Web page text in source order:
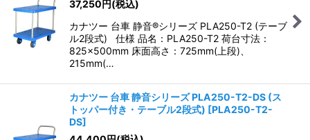
37,250 円(税込)
カナツー 台車 静音®シリーズ PLA250-T2 (テーブ
ル2段式) 仕様 品名：PLA250-T2 荷台寸法：
825×500mm 床面高さ：725mm(上段)、
215mm(…
カナツー 台車 静音シリーズ PLA250-T2-DS (ス
トッパー付き・テーブル2段式) [PLA250-T2-
DS]